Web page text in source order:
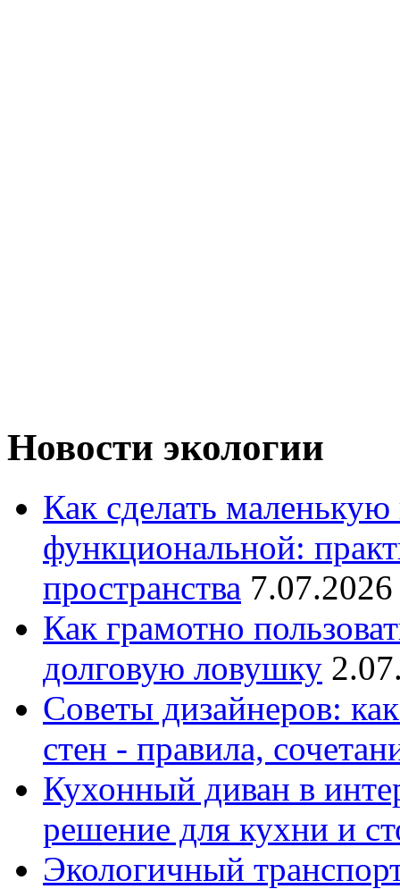
Новости экологии
Как сделать
функциональной:
пространства
Как грамотно
долговую ловушку
Советы дизайнеров:
стен - правила,
Кухонный диван в
решение для кухни и
Экологичный